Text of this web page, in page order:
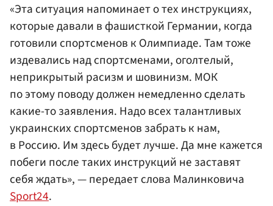
«Эта ситуация напоминает о тех инструкциях,
которые давали в фашисткой Германии, когда
готовили спортсменов к Олимпиаде. Там тоже
издевались над спортсменами, оголтелый,
неприкрытый расизм и шовинизм. МОК
по этому поводу должен немедленно сделать
какие-то заявления. Надо всех талантливых
украинских спортсменов забрать к нам,
в Россию. Им здесь будет лучше. Да мне кажется
побеги после таких инструкций не заставят
себя ждать», — передает слова Малинковича
Sport24.